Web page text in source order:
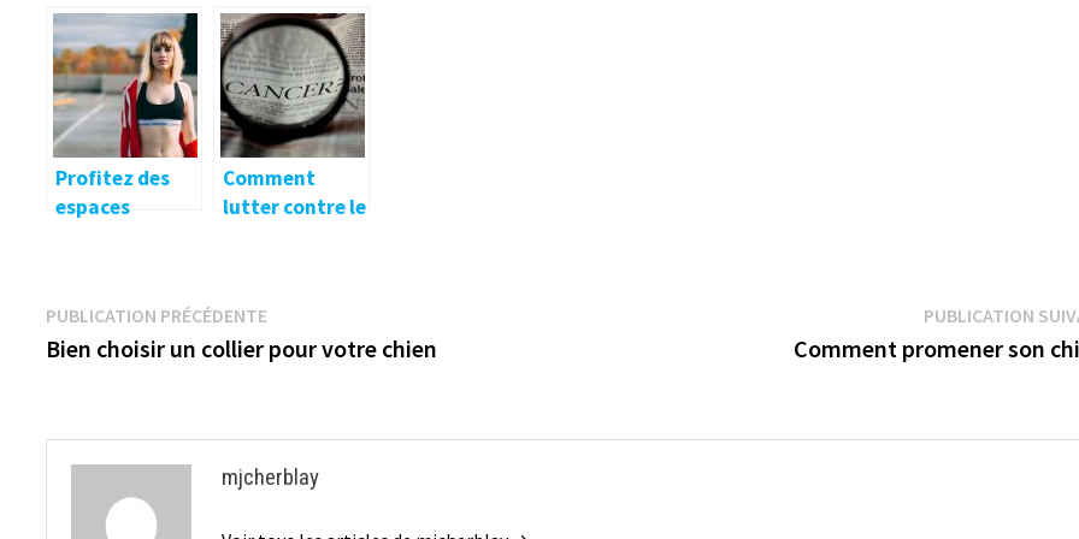
Profitez des
espaces
physique
Comment
lutter contre le
Navigation
de
PUBLICATION PRÉCÉDENTEPublication
précédente :
Bien choisir un collier pour votre chien
PUBLICATION
Comment promener son
mjcherblay